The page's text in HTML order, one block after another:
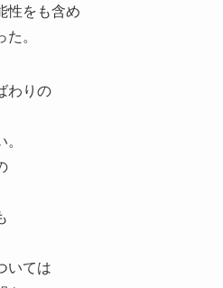
性をも含め
。
わりの
いては